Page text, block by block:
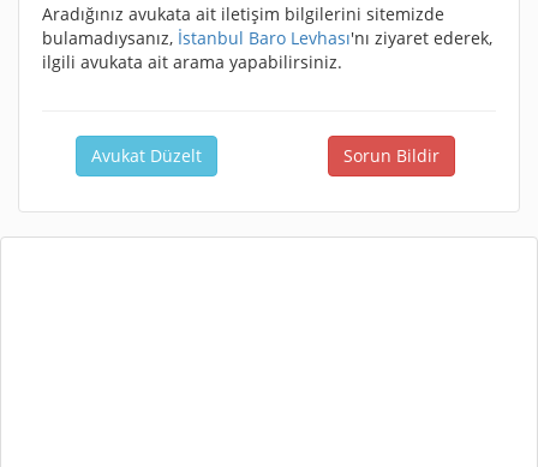
Aradığınız avukata ait iletişim bilgilerini sitemizde
bulamadıysanız, İstanbul Baro Levhası'nı ziyaret ederek,
ilgili avukata ait arama yapabilirsiniz.
Avukat Düzelt Sorun Bildir